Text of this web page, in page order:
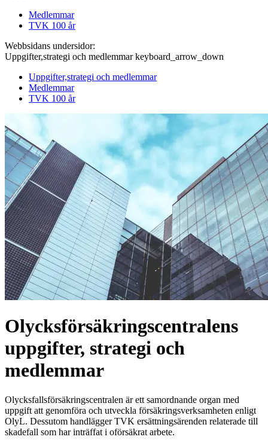
Medlemmar
TVK 100 år
Webbsidans undersidor:
Uppgifter,strategi och medlemmar keyboard_arrow_down
Uppgifter,strategi och medlemmar
Medlemmar
TVK 100 år
Olycksförsäkringscentralens
uppgifter, strategi och
medlemmar
Olycksfallsförsäkringscentralen är ett samordnande organ med
uppgift att genomföra och utveckla försäkringsverksamheten enligt
OlyL. Dessutom handlägger TVK ersättningsärenden relaterade till
skadefall som har inträffat i oförsäkrat arbete.